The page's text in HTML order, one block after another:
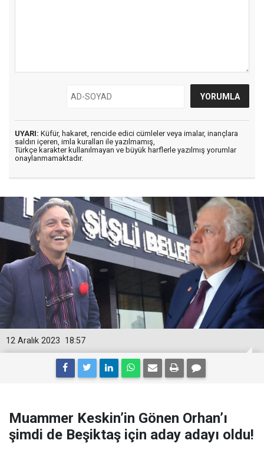
UYARI: Küfür, hakaret, rencide edici cümleler veya imalar, inançlara
saldırı içeren, imla kuralları ile yazılmamış,
Türkçe karakter kullanılmayan ve büyük harflerle yazılmış yorumlar
onaylanmamaktadır.
18:57
12 Aralık 2023
Muammer Keskin’in Gönen Orhan’ı
şimdi de Beşiktaş için aday adayı oldu!